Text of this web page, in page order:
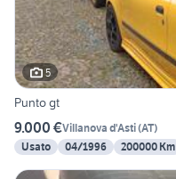
5
Punto gt
9.000 €Villanova d'Asti(AT)
Usato
04/1996 200000 Km